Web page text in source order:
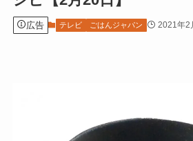
広告 テレビ ごはんジャパン 2021年2